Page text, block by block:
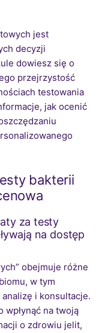
jest
decyzji
dowiesz się o
przejrzystość
testowania
jak ocenić
bakterii
za testy
na dostęp
obejmuje różne
w tym
i konsultacje.
wpłynąć na twoją
o zdrowiu jelit,